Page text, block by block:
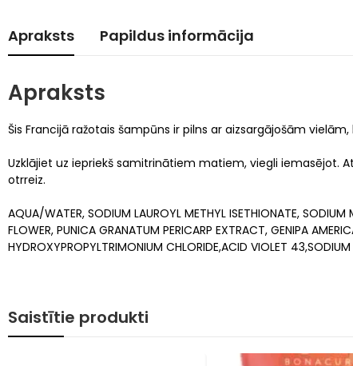
Apraksts Papildus informācija
Apraksts
Šis Francijā ražotais šampūns ir pilns ar aizsargājošām
Uzklājiet uz iepriekš samitrinātiem matiem, viegli iemasējot.
otrreiz.
AQUA/WATER, SODIUM LAUROYL METHYL ISETHIONATE, SODIUM
FLOWER, PUNICA GRANATUM PERICARP EXTRACT, GENIPA
HYDROXYPROPYLTRIMONIUM CHLORIDE,ACID VIOLET
Saistītie produkti